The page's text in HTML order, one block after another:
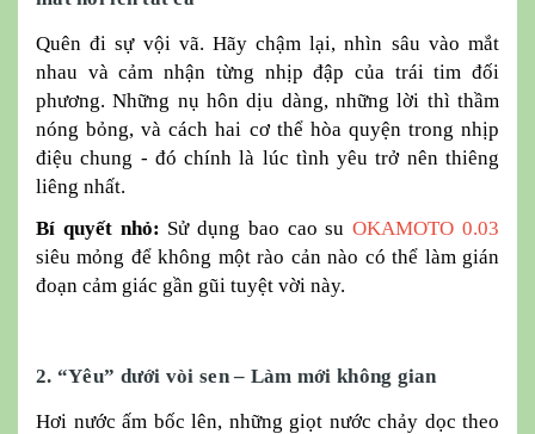
Quên đi sự vội vã. Hãy chậm lại, nhìn sâu vào mắt
nhau và cảm nhận từng nhịp đập của trái tim đối
phương. Những nụ hôn dịu dàng, những lời thì thầm
nóng bỏng, và cách hai cơ thể hòa quyện trong nhịp
điệu chung - đó chính là lúc tình yêu trở nên thiêng
liêng nhất.
Bí quyết nhỏ: Sử dụng bao cao suOKAMOTO 0.03
siêu mỏng để không một rào cản nào có thể làm gián
đoạn cảm giác gần gũi tuyệt vời này.
2. “Yêu” dưới vòi sen – Làm mới không gian
Hơi nước ấm bốc lên, những giọt nước chảy dọc theo